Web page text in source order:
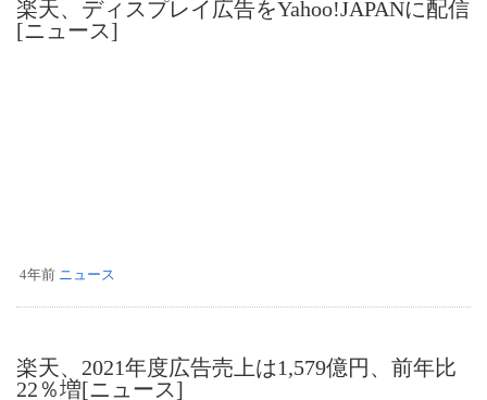
4年前 ニュース
楽天、ディスプレイ広告をYahoo!JAPANに配信
[ニュース]
楽天、2021年度広告売上は1,579億円、前年比
22％増[ニュース]